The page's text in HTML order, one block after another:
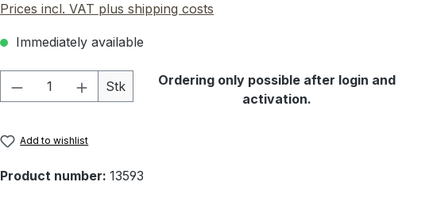
Prices incl. VAT plus shipping costs
Immediately available
Product Quantity: Enter the desired amount
Stk
Ordering only possible after login and
activation.
Add to wishlist
Product number: 13593